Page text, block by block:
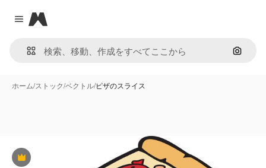
Close menu
Magnific
画像で
ホーム/ストック/ベクトル/ピザのスライス
Premium